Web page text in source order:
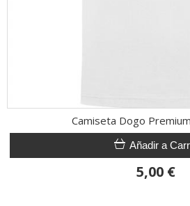
Camiseta Dogo
Añadir a
5,00 €